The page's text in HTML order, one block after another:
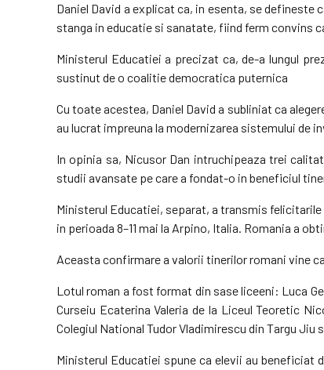
Daniel David a explicat ca, in esenta, se
stanga in educatie si sanatate, fiind ferm convins
Ministerul Educatiei a precizat ca, de-a lungul
sustinut de o coalitie democratica puternica
Cu toate acestea, Daniel David a subliniat ca
au lucrat impreuna la modernizarea sistemului de
In opinia sa, Nicusor Dan intruchipeaza trei
studii avansate pe care a fondat-o in beneficiul
Ministerul Educatiei, separat, a transmis
in perioada 8–11 mai la Arpino, Italia. Romania a
Aceasta confirmare a valorii tinerilor romani vine
Lotul roman a fost format din sase liceeni: Luca
Curseiu Ecaterina Valeria de la Liceul Teoretic
Colegiul National Tudor Vladimirescu din Targu Jiu
Ministerul Educatiei spune ca elevii au beneficiat